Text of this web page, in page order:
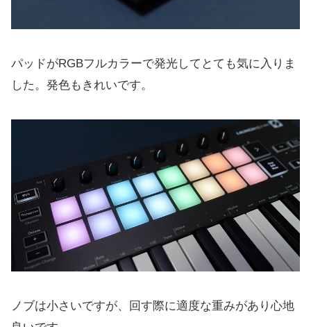
パッドがRGBフルカラーで発光してとても気に入りま
した。発色もきれいです。
ノブは小さいですが、回す際に適度な重みがあり心地